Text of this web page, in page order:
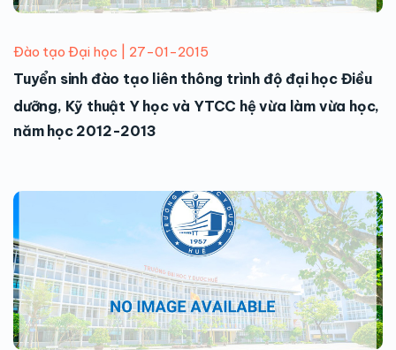
Đào tạo Đại học | 27-01-2015
Tuyển sinh đào tạo liên thông trình độ đại học Điều
dưỡng, Kỹ thuật Y học và YTCC hệ vừa làm vừa học,
năm học 2012-2013